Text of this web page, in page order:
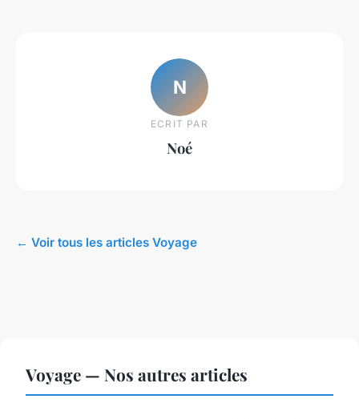
N
ECRIT PAR
Noé
← Voir tous les articles Voyage
Voyage — Nos autres articles